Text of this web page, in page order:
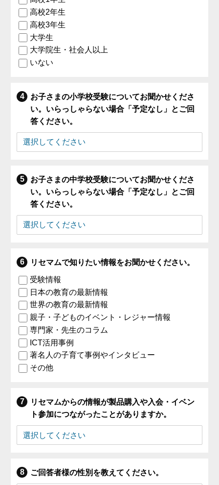
高校2年生
高校3年生
大学生
大学院生・社会人以上
いない
お子さまの小学校受験についてお聞かせくださ
い。いらっしゃらない場合「予定なし」とご回
答ください。
お子さまの中学校受験についてお聞かせくださ
い。いらっしゃらない場合「予定なし」とご回
答ください。
リセマムで知りたい情報をお聞かせください。
受験情報
日本の教育の最新情報
世界の教育の最新情報
親子・子どものイベント・レジャー情報
専門家・先生のコラム
ICT活用事例
著名人の子育て事例やインタビュー
その他
リセマムからの情報が製品購入や入会・イベン
ト参加につながったことがありますか。
ご回答者様の性別を教えてください。